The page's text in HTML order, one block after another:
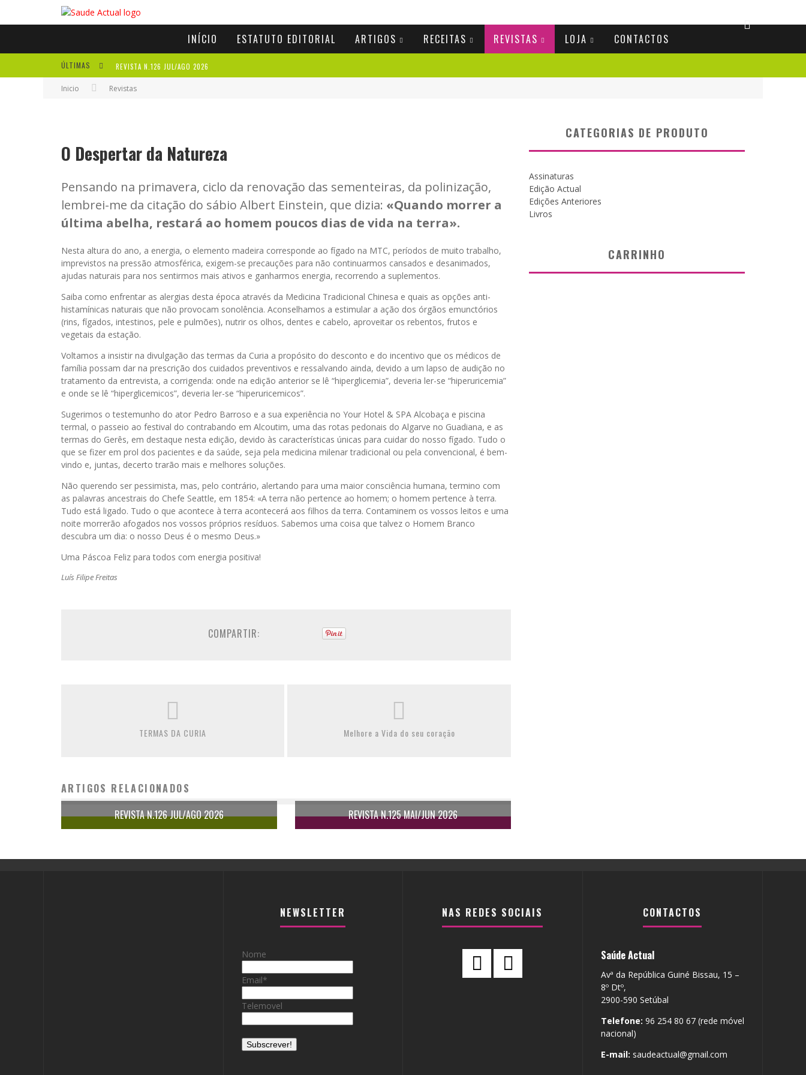
INÍCIO ESTATUTO EDITORIAL ARTIGOS RECEITAS REVISTAS LOJA CONTACTOS
ÚLTIMAS REVISTA N.126 JUL/AGO 2026
REVISTA N.125 MAI/JUN 2026
Inicio Revistas
O Despertar da Natureza
Pensando na primavera, ciclo da renovação das sementeiras, da polinização,
lembrei-me da citação do sábio Albert Einstein, que dizia: «Quando morrer a
última abelha, restará ao homem poucos dias de vida na terra».
Nesta altura do ano, a energia, o elemento madeira corresponde ao fígado na MTC, períodos de muito trabalho,
imprevistos na pressão atmosférica, exigem-se precauções para não continuarmos cansados e desanimados,
ajudas naturais para nos sentirmos mais ativos e ganharmos energia, recorrendo a suplementos.
Saiba como enfrentar as alergias desta época através da Medicina Tradicional Chinesa e quais as opções anti-
histamínicas naturais que não provocam sonolência. Aconselhamos a estimular a ação dos órgãos emunctórios
(rins, fígados, intestinos, pele e pulmões), nutrir os olhos, dentes e cabelo, aproveitar os rebentos, frutos e
vegetais da estação.
Voltamos a insistir na divulgação das termas da Curia a propósito do desconto e do incentivo que os médicos de
família possam dar na prescrição dos cuidados preventivos e ressalvando ainda, devido a um lapso de audição no
tratamento da entrevista, a corrigenda: onde na edição anterior se lê “hiperglicemia”, deveria ler-se “hiperuricemia”
e onde se lê “hiperglicemicos”, deveria ler-se “hiperuricemicos”.
Sugerimos o testemunho do ator Pedro Barroso e a sua experiência no Your Hotel & SPA Alcobaça e piscina
termal, o passeio ao festival do contrabando em Alcoutim, uma das rotas pedonais do Algarve no Guadiana, e as
termas do Gerês, em destaque nesta edição, devido às características únicas para cuidar do nosso fígado. Tudo o
que se fizer em prol dos pacientes e da saúde, seja pela medicina milenar tradicional ou pela convencional, é bem-
vindo e, juntas, decerto trarão mais e melhores soluções.
Não querendo ser pessimista, mas, pelo contrário, alertando para uma maior consciência humana, termino com
as palavras ancestrais do Chefe Seattle, em 1854: «A terra não pertence ao homem; o homem pertence à terra.
Tudo está ligado. Tudo o que acontece à terra acontecerá aos filhos da terra. Contaminem os vossos leitos e uma
noite morrerão afogados nos vossos próprios resíduos. Sabemos uma coisa que talvez o Homem Branco
descubra um dia: o nosso Deus é o mesmo Deus.»
Uma Páscoa Feliz para todos com energia positiva!
Luís Filipe Freitas
COMPARTIR:
TERMAS DA CURIA Melhore a Vida do seu coração
ARTIGOS RELACIONADOS
REVISTA N.126 JUL/AGO 2026
REVISTA N.125 MAI/JUN 2026
CATEGORIAS DE PRODUTO
Assinaturas
Edição Actual
Edições Anteriores
Livros
CARRINHO
NEWSLETTER
Nome
Email*
Telemovel
NAS REDES SOCIAIS CONTACTOS
Saúde Actual
Avª da República Guiné Bissau, 15 –
8º Dtº,
2900-590 Setúbal
Telefone: 96 254 80 67 (rede móvel
nacional)
E-mail: saudeactual@gmail.com